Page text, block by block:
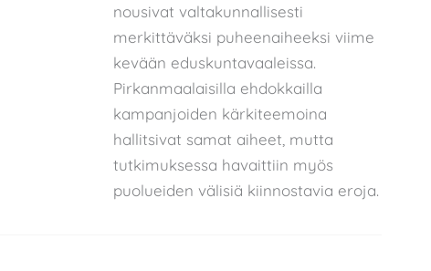
nousivat valtakunnallisesti
merkittäväksi puheenaiheeksi viime
kevään eduskuntavaaleissa.
Pirkanmaalaisilla ehdokkailla
kampanjoiden kärkiteemoina
hallitsivat samat aiheet, mutta
tutkimuksessa havaittiin myös
puolueiden välisiä kiinnostavia eroja.